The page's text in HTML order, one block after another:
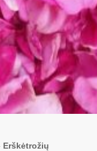
Erškėtrožių